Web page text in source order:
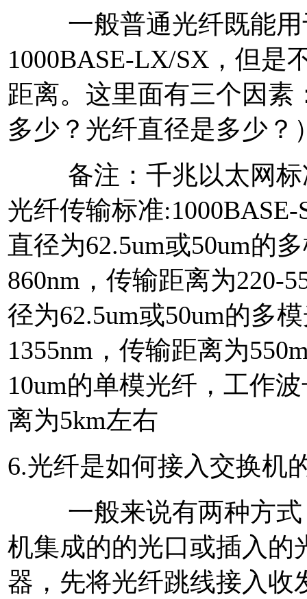
一般普通光纤既能用
1000BASE-LX/SX，但是
距离。这里面有三个因素
多少？光纤直径是多少？
备注：千兆以太网标
光纤传输标准
直径为62.5um或50um的
860nm，传输距离为220-
径为62.5um或50um的多
1355nm，传输距离为
10um的单模光纤，工作
离为5km左右
6.光纤是如何接入交换机
一般来说有两种方式
机集成的的光口或插入的
器，先将光纤跳线接入收